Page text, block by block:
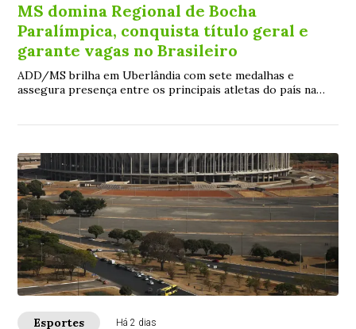
MS domina Regional de Bocha
Paralímpica, conquista título geral e
garante vagas no Brasileiro
ADD/MS brilha em Uberlândia com sete medalhas e
assegura presença entre os principais atletas do país na
Esportes Há 2 dias